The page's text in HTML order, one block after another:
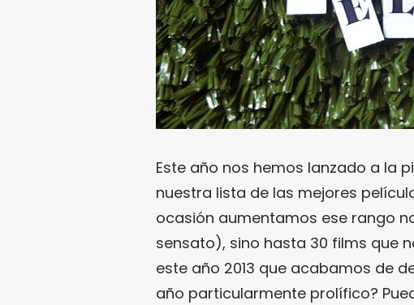
Este año nos hemos lanzado a la
nuestra lista de las mejores
ocasión aumentamos ese rango
sensato), sino hasta 30 films que
este año 2013 que acabamos de
año particularmente prolífico?